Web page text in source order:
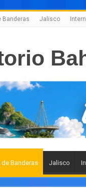
Banderas Jalisco
de Banderas Jalisco